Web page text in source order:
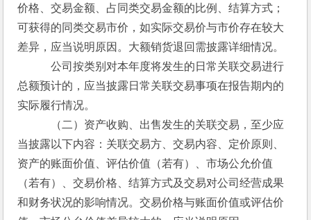
价格、交易金额、占同类交易金额的比例、结算方式；
可获得的同类交易市价，如实际交易价与市价存在较大
差异，应当说明原因。大额销货退回需披露详细情况。
公司按类别对本年度将发生的日常关联交易进行
总额预计的，应当披露日常关联交易事项在报告期内的
实际履行情况。
（二）资产收购、出售发生的关联交易，至少应
当披露以下内容：关联交易方、交易内容、定价原则、
资产的账面价值、评估价值（若有）、市场公允价值
（若有）、交易价格、结算方式及交易对公司经营成果
和财务状况的影响情况。交易价格与账面价值或评估价